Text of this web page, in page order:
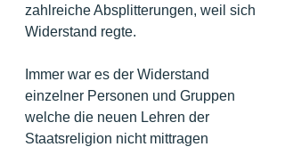
zahlreiche Absplitterungen, weil sich
Widerstand regte.
Immer war es der Widerstand
einzelner Personen und Gruppen
welche die neuen Lehren der
Staatsreligion nicht mittragen